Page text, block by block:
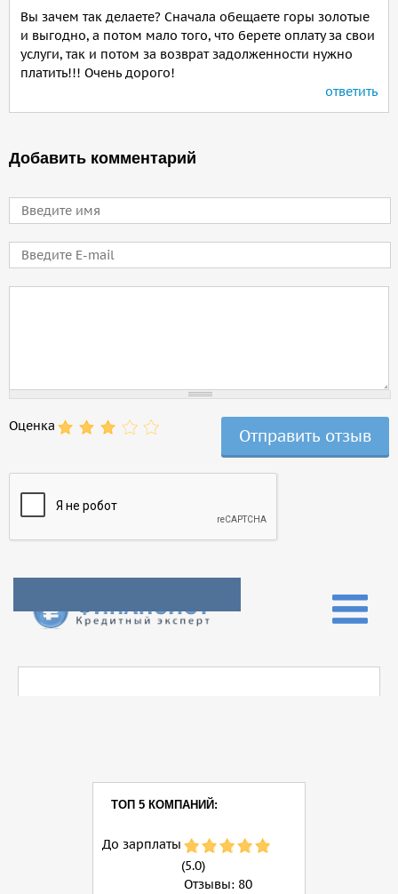
Вы зачем так делаете? Сначала обещаете горы золотые
и выгодно, а потом мало того, что берете оплату за свои
услуги, так и потом за возврат задолженности нужно
платить!!! Очень дорого!
ответить
Добавить комментарий
Имя
E-mail
Оценка
ТОП 5 КОМПАНИЙ:
До зарплаты
(5.0)
Отзывы: 80